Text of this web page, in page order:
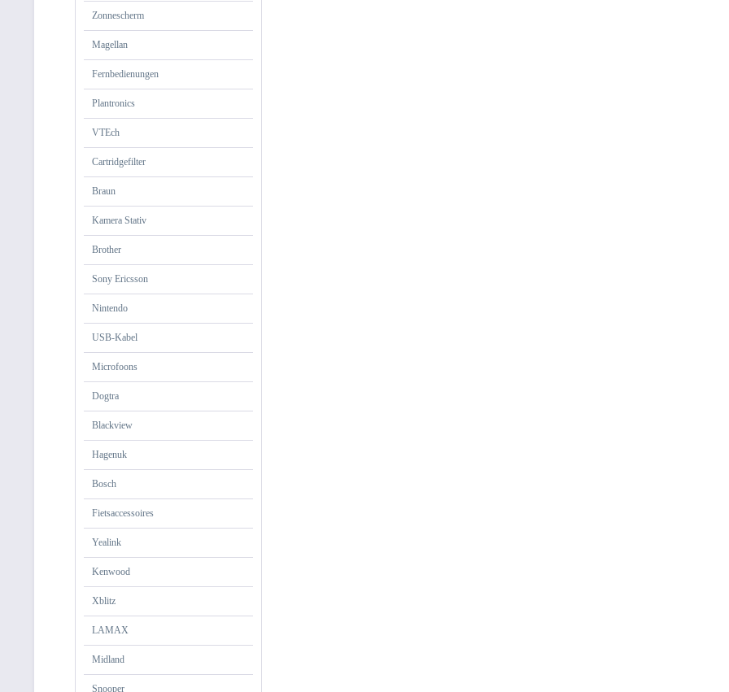
Zonnescherm
Magellan
Fernbedienungen
Plantronics
VTEch
Cartridgefilter
Braun
Kamera Stativ
Brother
Sony Ericsson
Nintendo
USB-Kabel
Microfoons
Dogtra
Blackview
Hagenuk
Bosch
Fietsaccessoires
Yealink
Kenwood
Xblitz
LAMAX
Midland
Snooper